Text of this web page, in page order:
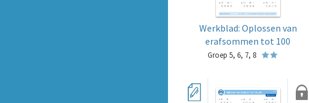
Werkblad: Oplossen van
erafsommen tot 100
Groep 5, 6, 7, 8